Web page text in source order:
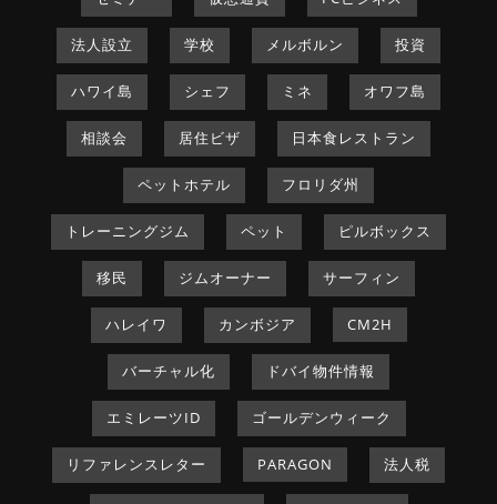
法人設立 学校 メルボルン 投資
ハワイ島 シェフ ミネ オワフ島
相談会 居住ビザ 日本食レストラン
ペットホテル フロリダ州
トレーニングジム ペット ピルボックス
移民 ジムオーナー サーフィン
ハレイワ カンボジア CM2H
バーチャル化 ドバイ物件情報
エミレーツID ゴールデンウィーク
リファレンスレター PARAGON 法人税